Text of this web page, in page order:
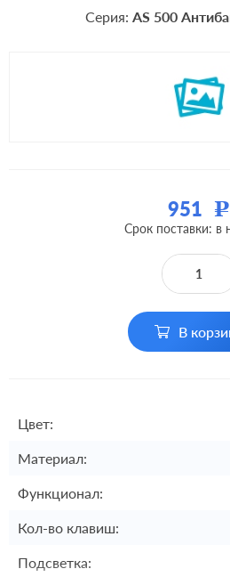
Серия: AS 500
951 Р
Срок поставки: в
В
Цвет:
Материал:
Функционал:
Кол-во клавиш:
Подсветка: